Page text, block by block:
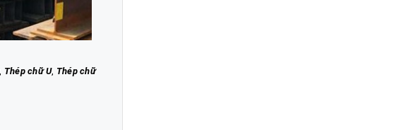
Thép chữ U, Thép chữ